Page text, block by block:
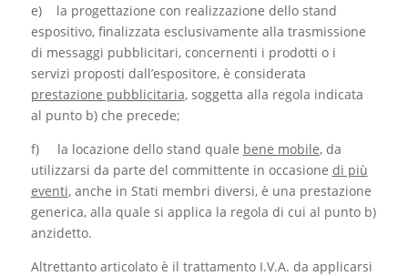
e) la progettazione con realizzazione dello stand
espositivo, finalizzata esclusivamente alla trasmissione
di messaggi pubblicitari, concernenti i prodotti o i
servizi proposti dall’espositore, è considerata
prestazione pubblicitaria, soggetta alla regola indicata
al punto b) che precede;
f) la locazione dello stand quale bene mobile, da
utilizzarsi da parte del committente in occasione di più
eventi, anche in Stati membri diversi, è una prestazione
generica, alla quale si applica la regola di cui al punto b)
anzidetto.
Altrettanto articolato è il trattamento I.V.A. da applicarsi